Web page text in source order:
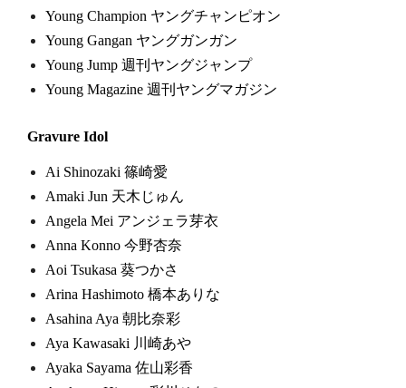
Young Champion ヤングチャンピオン
Young Gangan ヤングガンガン
Young Jump 週刊ヤングジャンプ
Young Magazine 週刊ヤングマガジン
Gravure Idol
Ai Shinozaki 篠崎愛
Amaki Jun 天木じゅん
Angela Mei アンジェラ芽衣
Anna Konno 今野杏奈
Aoi Tsukasa 葵つかさ
Arina Hashimoto 橋本ありな
Asahina Aya 朝比奈彩
Aya Kawasaki 川崎あや
Ayaka Sayama 佐山彩香